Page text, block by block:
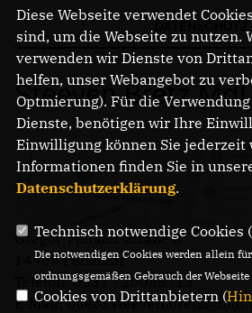
Steeven Bretz
Gregor-Mendel-Straße 3
14469 Potsdam
Telefon: 0331 - 20085713
E-Mail:
Diese Webseite verwendet
sind, um die Webseite zu nutzen.
verwenden wir Dienste von
helfen, unser Webangebot zu
Optmierung). Für die
Dienste, benötigen wir Ihre
Einwilligung können Sie jederzeit
Informationen finden Sie in
Datenschutzerklärung.
Technisch notwendige Cookies (
Die notwendigen Cookies werden allein
ordnungsgemäßen Gebrauch der
Cookies von Drittanbietern (